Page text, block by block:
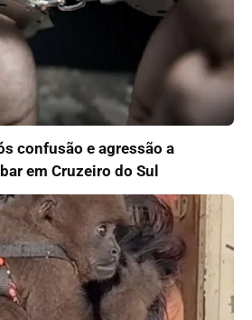
confusão e agressão a
em Cruzeiro do Sul